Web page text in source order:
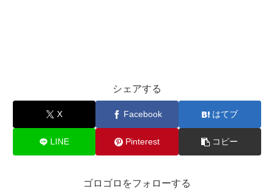
シェアする
X Facebook はてブ
LINE Pinterest コピー
ゴロゴロをフォローする